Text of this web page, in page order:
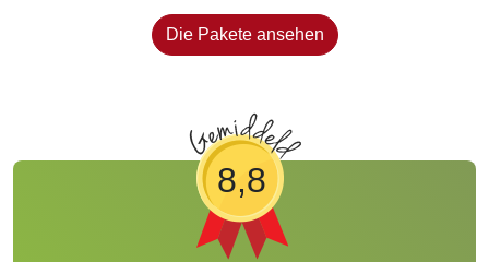
Die Pakete ansehen
8,8